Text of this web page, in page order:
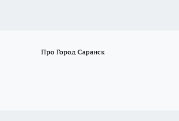
Про Город Саранск